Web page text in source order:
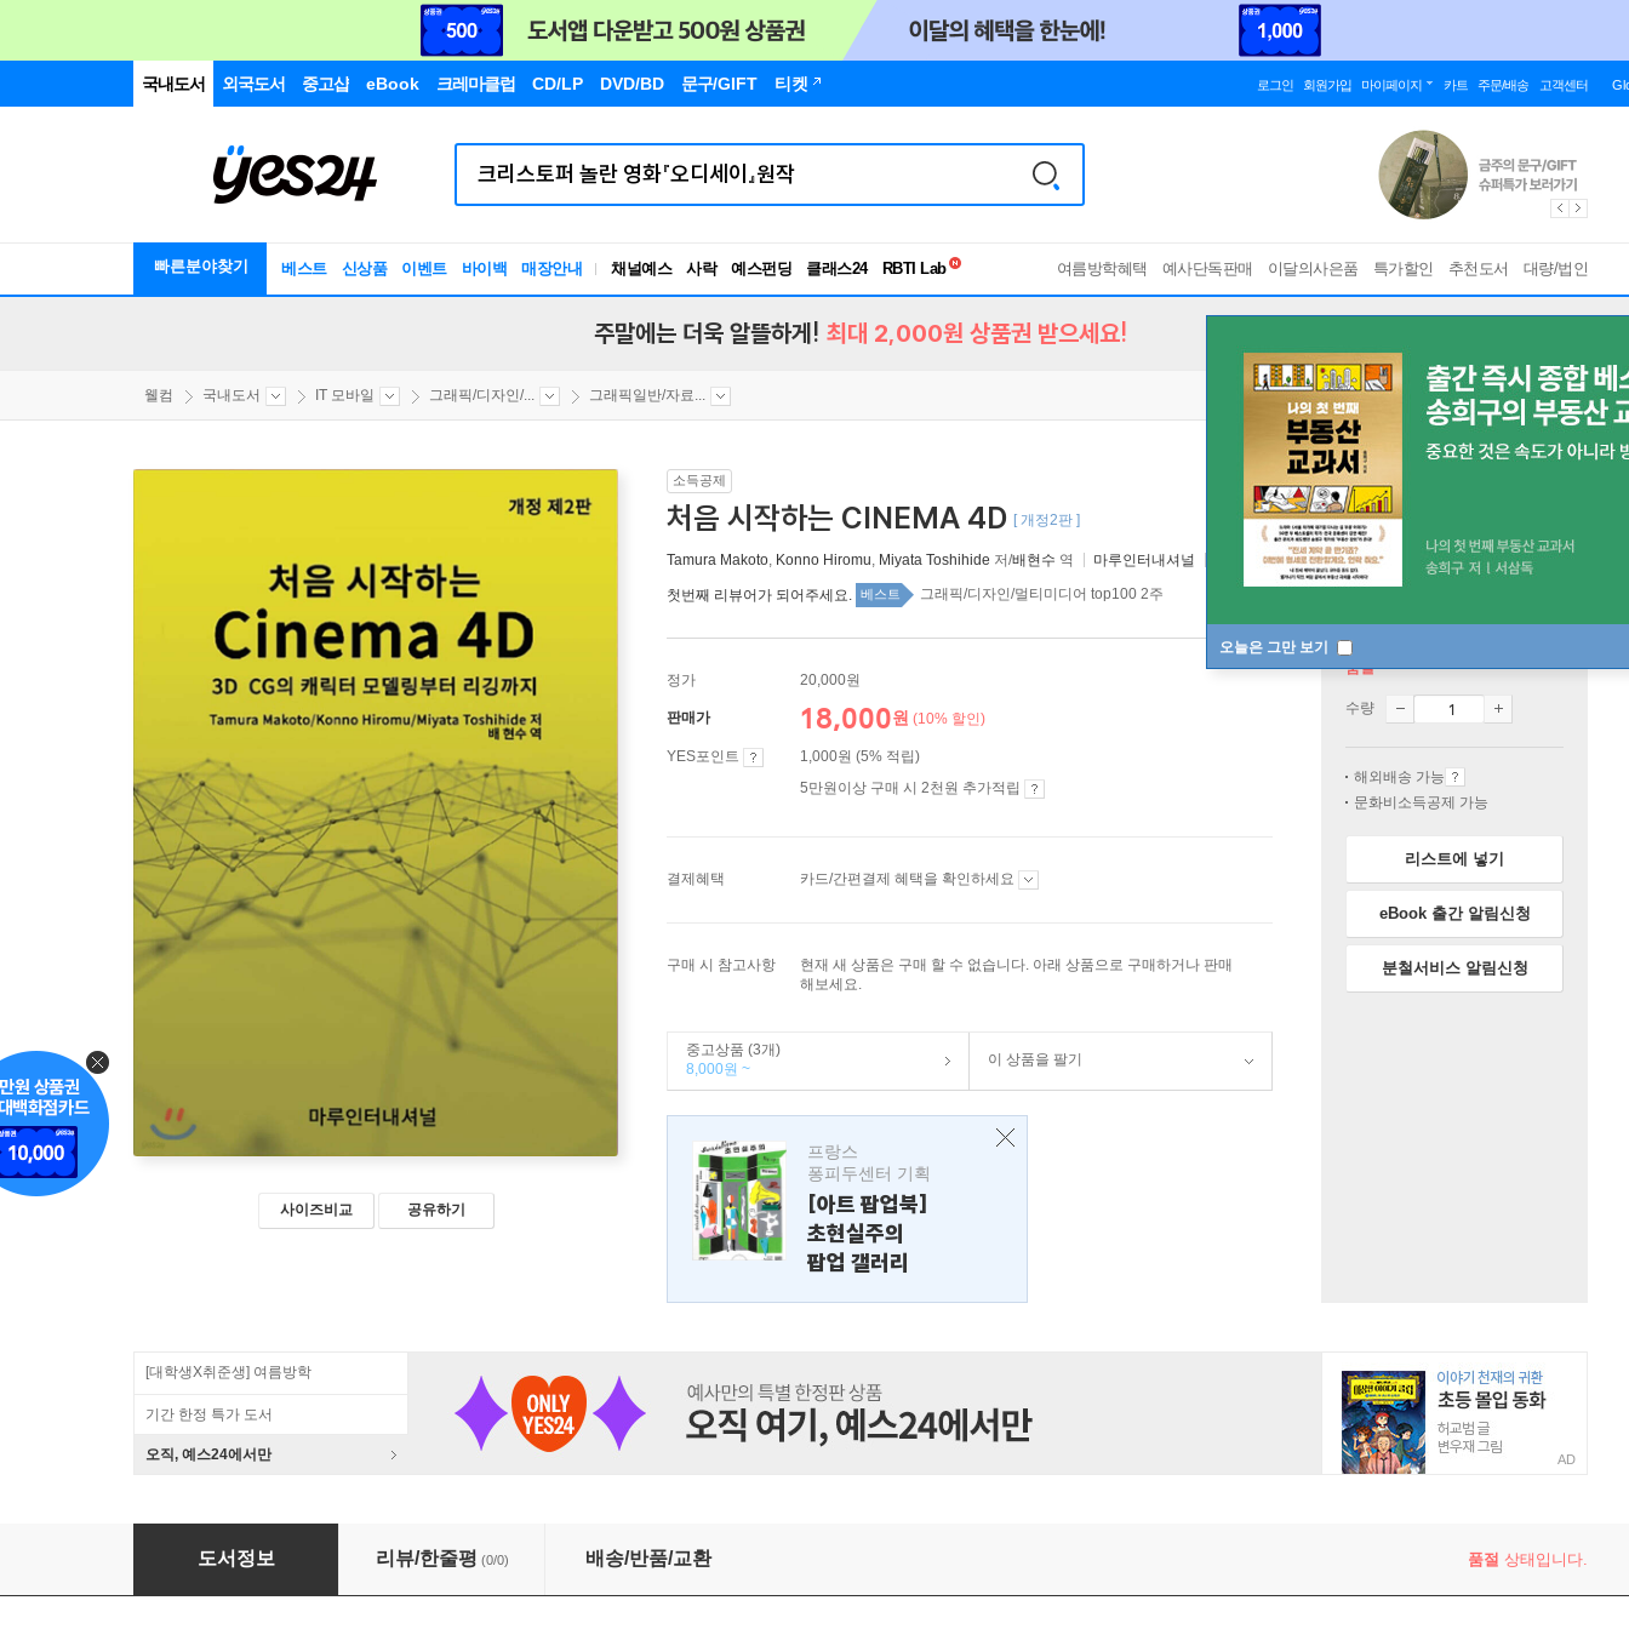
국내도서 외국도서 중고샵 eBook 크레마클럽 CD/LP DVD/BD 문구/GIFT 티켓 로그인 회원가입 마이페이지 카트 주문/배송 고객센터
빠른분야찾기 베스트 신상품 이벤트 바이백 매장안내 채널예스 사락 예스펀딩 클래스24
독서유형검사
여름방학혜택 예사단독판매 이달의사은품 특가할인 추천도서 대량/법인
오늘은 그만 보기
주말에는 더욱 알뜰하게! 최대 2,000원 상품권 받으세요!
웰컴 국내도서 IT 모바일 그래픽/디자인/... 그래픽일반/자료...
사이즈비교 공유하기
소득공제
처음 시작하는 CINEMA 4D [ 개정2판 ]
Tamura Makoto, Konno Hiromu, Miyata Toshihide 저/배현수 역 마루인터내셔널 2019년 08월 01일
첫번째 리뷰어가 되어주세요. 베스트 그래픽/디자인/멀티미디어 top100 2주
정가 20,000원
판매가 18,000원 (10% 할인)
YES포인트
1,000원 (5% 적립)
5만원이상 구매 시 2천원 추가적립
결제혜택 카드/간편결제 혜택을 확인하세요
구매 시 참고사항
현재 새 상품은 구매 할 수 없습니다. 아래 상품으로 구매하거나 판매
해보세요.
중고상품 (3개)
8,000원 ~
이 상품을 팔기
프랑스
퐁피두센터 기획
[아트 팝업북]
초현실주의
팝업 갤러리
품절
수량
해외배송 가능
문화비소득공제 가능
리스트에 넣기
eBook 출간 알림신청
분철서비스 알림신청
[대학생X취준생] 여름방학
기간 한정 특가 도서
오직, 예스24에서만 AD
처음 시작하는 CINEMA 4D
도서정보 리뷰/한줄평 (0/0) 배송/반품/교환 품절 상태입니다.